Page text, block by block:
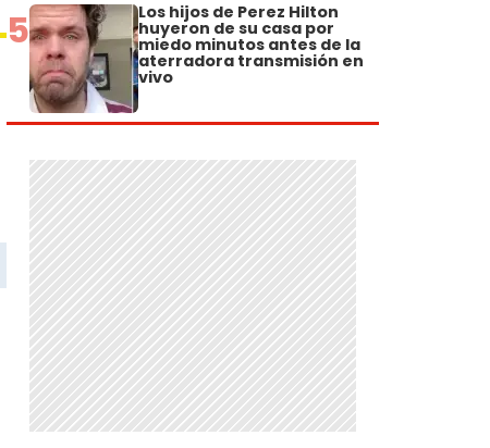
5 Los hijos de Perez Hilton
huyeron de su casa por
miedo minutos antes de la
aterradora transmisión en
vivo